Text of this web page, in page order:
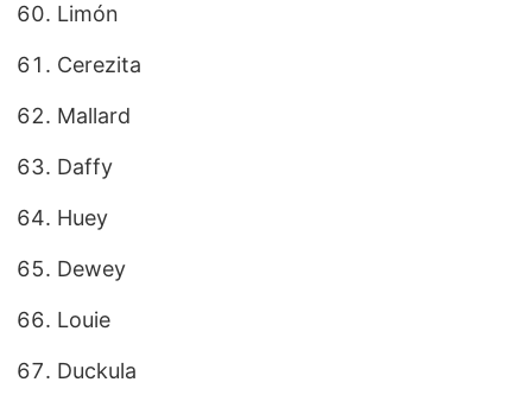
Limón
Cerezita
Mallard
Daffy
Huey
Dewey
Louie
Duckula